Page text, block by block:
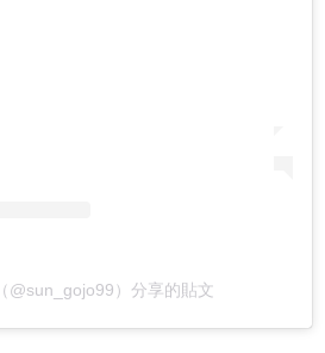
@sun_gojo99）分享的貼文